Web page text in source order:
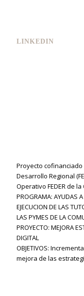
LINKEDIN
Proyecto cofinanciado
Desarrollo Regional
Operativo FEDER de
PROGRAMA: AYUDAS
EJECUCION DE LAS
LAS PYMES DE LA
PROYECTO: MEJORA
DIGITAL
OBJETIVOS:
mejora de las